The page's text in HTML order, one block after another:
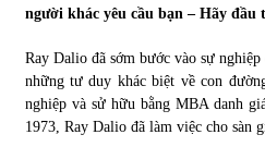
31/05/2022
Phân tích giá tiền
vốn hóa
09/11/2021
người khác yêu cầu bạn – Hãy đầu
Ray Dalio đã sớm bước vào sự
những tư duy khác biệt về con
nghiệp và sử hữu bằng MBA danh
1973, Ray Dalio đã làm việc cho sàn